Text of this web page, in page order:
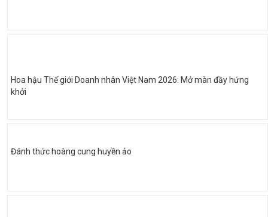
Hoa hậu Thế giới Doanh nhân Việt Nam 2026: Mở màn đầy hứng
khởi
Đánh thức hoàng cung huyền ảo